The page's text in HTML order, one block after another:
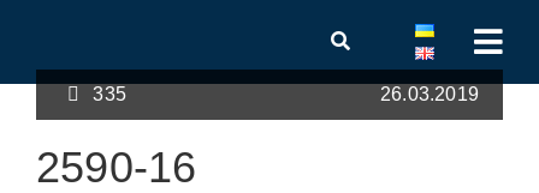
335 26.03.2019
2590-16